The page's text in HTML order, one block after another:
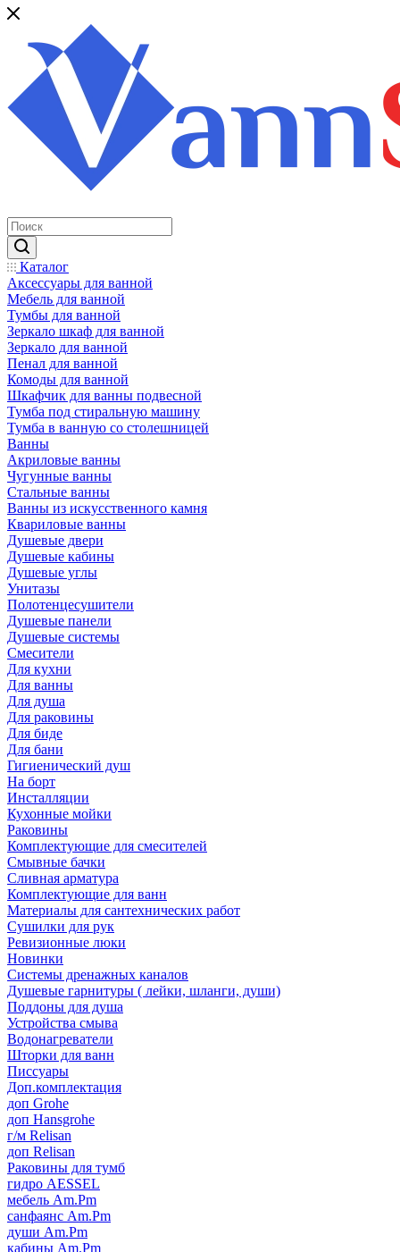
Каталог
Аксессуары для ванной
Мебель для ванной
Тумбы для ванной
Зеркало шкаф для ванной
Зеркало для ванной
Пенал для ванной
Комоды для ванной
Шкафчик для ванны подвесной
Тумба под стиральную машину
Тумба в ванную со столешницей
Ванны
Акриловые ванны
Чугунные ванны
Стальные ванны
Ванны из искусственного камня
Квариловые ванны
Душевые двери
Душевые кабины
Душевые углы
Унитазы
Полотенцесушители
Душевые панели
Душевые системы
Смесители
Для кухни
Для ванны
Для душа
Для раковины
Для биде
Для бани
Гигиенический душ
На борт
Инсталляции
Кухонные мойки
Раковины
Комплектующие для смесителей
Смывные бачки
Сливная арматура
Комплектующие для ванн
Материалы для сантехнических работ
Сушилки для рук
Ревизионные люки
Новинки
Системы дренажных каналов
Душевые гарнитуры ( лейки, шланги, души)
Поддоны для душа
Устройства смыва
Водонагреватели
Шторки для ванн
Писсуары
Доп.комплектация
доп Grohe
доп Hansgrohe
г/м Relisan
доп Relisan
Раковины для тумб
гидро AESSEL
мебель Am.Pm
санфаянс Am.Pm
души Am.Pm
кабины Am.Pm